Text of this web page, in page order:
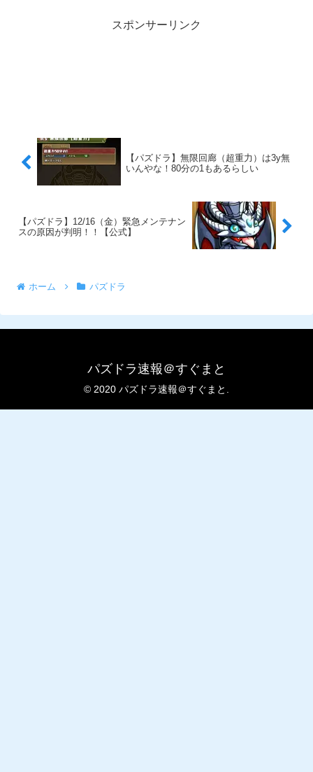
スポンサーリンク
【パズドラ】無限回廊（超重力）は3y無
いんやな！80分の1もあるらしい
【パズドラ】12/16（金）緊急メンテナン
スの原因が判明！！【公式】
ホーム パズドラ
パズドラ速報＠すぐまと
© 2020 パズドラ速報＠すぐまと.